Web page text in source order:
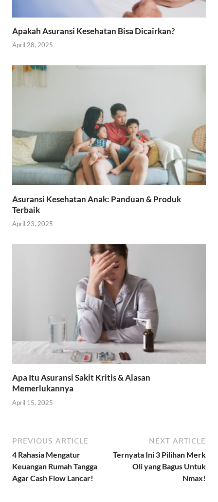
Apakah Asuransi Kesehatan Bisa Dicairkan?
April 28, 2025
Asuransi Kesehatan Anak: Panduan & Produk
Terbaik
April 23, 2025
Apa Itu Asuransi Sakit Kritis & Alasan
Memerlukannya
April 15, 2025
PREVIOUS ARTICLE
4 Rahasia Mengatur
Keuangan Rumah Tangga
Agar Cash Flow Lancar!
NEXT ARTICLE
Ternyata Ini 3 Pilihan Merk
Oli yang Bagus Untuk
Nmax!